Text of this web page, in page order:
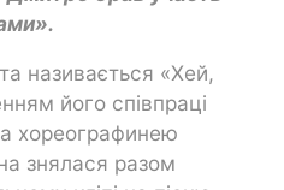
називається «Хей,
його співпраці
хореографинею
знялася разом